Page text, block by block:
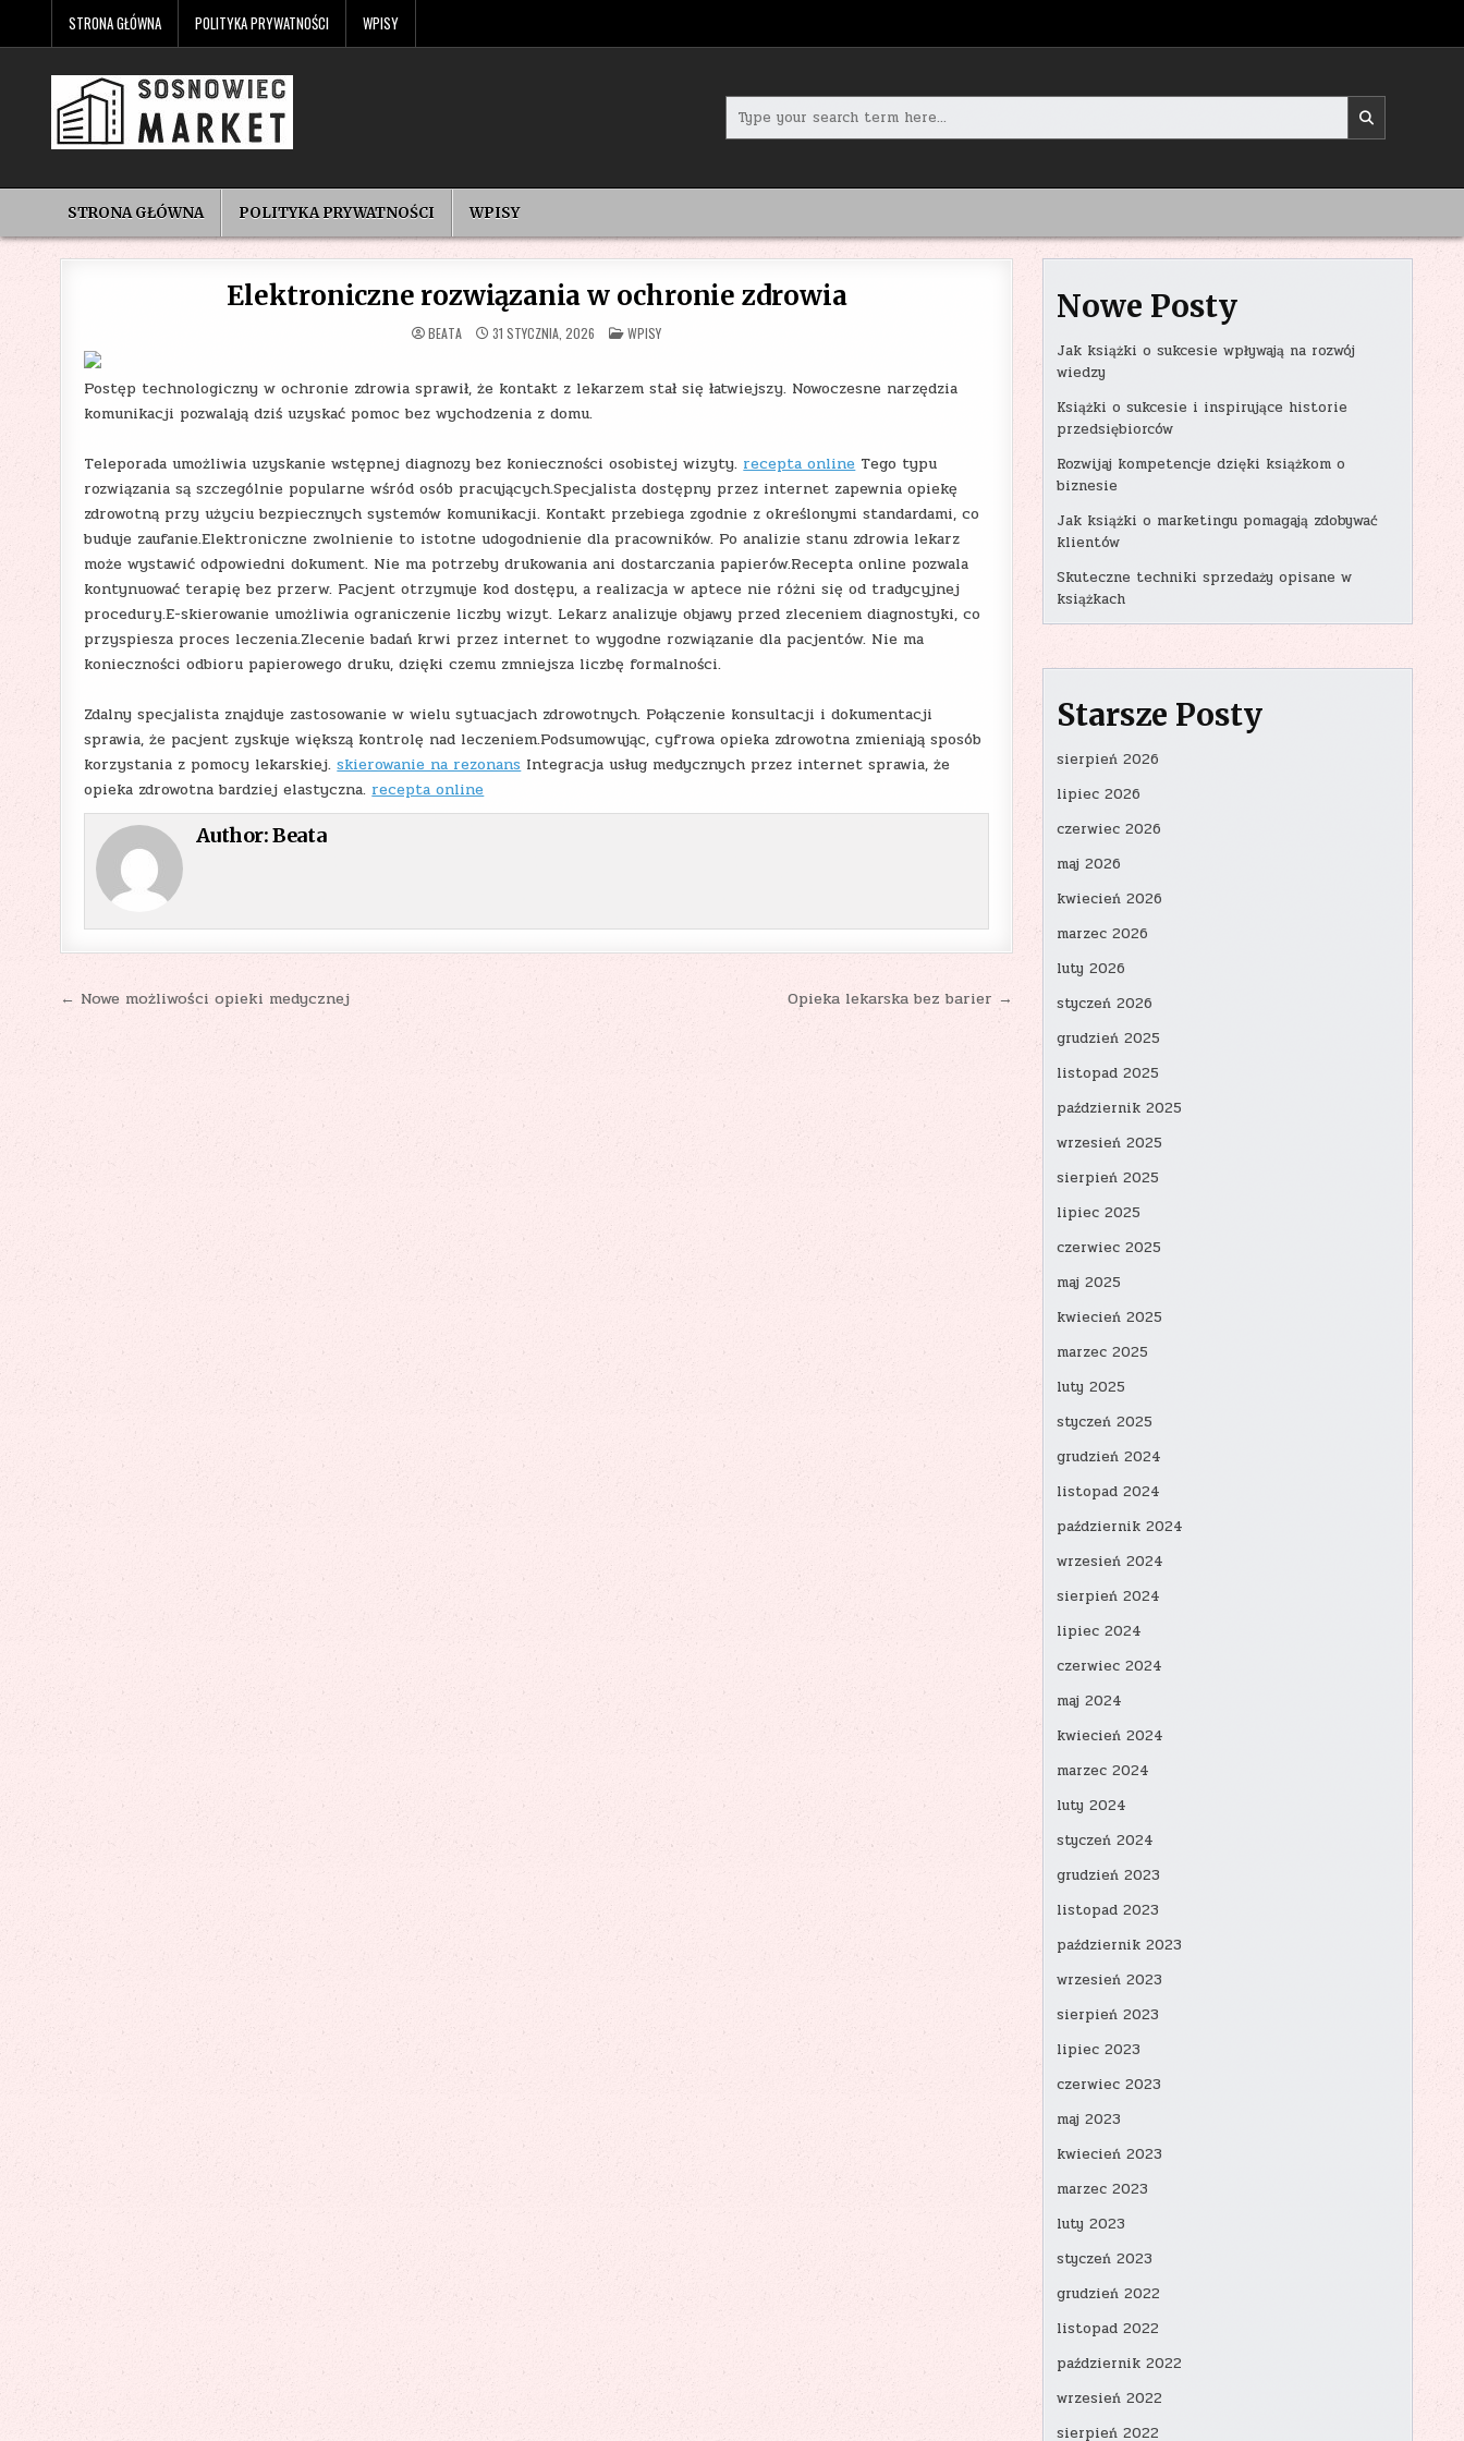
content
STRONA GŁÓWNA POLITYKA PRYWATNOŚCI WPISY
for:
STRONA GŁÓWNA POLITYKA PRYWATNOŚCI WPISY
Elektroniczne rozwiązania w ochronie zdrowia
BEATA 31 STYCZNIA, 2026 POSTED
IN
WPISY
Postęp technologiczny w ochronie zdrowia sprawił, że kontakt z lekarzem stał się łatwiejszy. Nowoczesne narzędzia
komunikacji pozwalają dziś uzyskać pomoc bez wychodzenia z domu.
Teleporada umożliwia uzyskanie wstępnej diagnozy bez konieczności osobistej wizyty. recepta online Tego typu
rozwiązania są szczególnie popularne wśród osób pracujących.Specjalista dostępny przez internet zapewnia opiekę
zdrowotną przy użyciu bezpiecznych systemów komunikacji. Kontakt przebiega zgodnie z określonymi standardami, co
buduje zaufanie.Elektroniczne zwolnienie to istotne udogodnienie dla pracowników. Po analizie stanu zdrowia lekarz
może wystawić odpowiedni dokument. Nie ma potrzeby drukowania ani dostarczania papierów.Recepta online pozwala
kontynuować terapię bez przerw. Pacjent otrzymuje kod dostępu, a realizacja w aptece nie różni się od tradycyjnej
procedury.E-skierowanie umożliwia ograniczenie liczby wizyt. Lekarz analizuje objawy przed zleceniem diagnostyki, co
przyspiesza proces leczenia.Zlecenie badań krwi przez internet to wygodne rozwiązanie dla pacjentów. Nie ma
konieczności odbioru papierowego druku, dzięki czemu zmniejsza liczbę formalności.
Zdalny specjalista znajduje zastosowanie w wielu sytuacjach zdrowotnych. Połączenie konsultacji i dokumentacji
sprawia, że pacjent zyskuje większą kontrolę nad leczeniem.Podsumowując, cyfrowa opieka zdrowotna zmieniają sposób
korzystania z pomocy lekarskiej.skierowanie na rezonans Integracja usług medycznych przez internet sprawia, że
opieka zdrowotna bardziej elastyczna. recepta online
Author:Beata
Nawigacja Opieka lekarska bez barier →
← Nowe możliwości opieki medycznej
Nowe Posty
Jak książki o sukcesie wpływają na rozwój
wiedzy
Książki o sukcesie i inspirujące historie
przedsiębiorców
Rozwijaj kompetencje dzięki książkom o
biznesie
Jak książki o marketingu pomagają zdobywać
klientów
Skuteczne techniki sprzedaży opisane w
książkach
Starsze Posty
sierpień 2026
lipiec 2026
czerwiec 2026
maj 2026
kwiecień 2026
marzec 2026
luty 2026
styczeń 2026
grudzień 2025
listopad 2025
październik 2025
wrzesień 2025
sierpień 2025
lipiec 2025
czerwiec 2025
maj 2025
kwiecień 2025
marzec 2025
luty 2025
styczeń 2025
grudzień 2024
listopad 2024
październik 2024
wrzesień 2024
sierpień 2024
lipiec 2024
czerwiec 2024
maj 2024
kwiecień 2024
marzec 2024
luty 2024
styczeń 2024
grudzień 2023
listopad 2023
październik 2023
wrzesień 2023
sierpień 2023
lipiec 2023
czerwiec 2023
maj 2023
kwiecień 2023
marzec 2023
luty 2023
styczeń 2023
grudzień 2022
listopad 2022
październik 2022
wrzesień 2022
sierpień 2022